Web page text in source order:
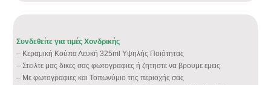
Συνδεθείτε για τιμές Χονδρικής
– Κεραμική Κούπα Λευκή 325ml Υψηλής Ποιότητας
– Στειλτε μας δικες σας φωτογραφιες ή ζητηστε να βρουμε εμεις
– Με φωτογραφιες και Τοπωνύμιο της περιοχής σας